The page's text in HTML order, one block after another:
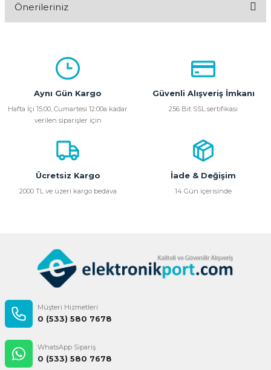
Önerileriniz
kullanarak tarafımıza iletebilirsiniz.
Görüş ve önerileriniz için teşekkür ederiz.
Ürün açıklamasında eksik bilgiler bulunuyor.
Ürün bilgilerinde hatalar bulunuyor.
Ürün fiyatı diğer sitelerden daha pahalı.
Bu ürüne benzer farklı alternatifler olmalı.
Aynı Gün Kargo
Hafta İçi 15:00, Cumartesi 12:00a kadar
verilen siparişler için
Güvenli Alışveriş İmkanı
256 Bit SSL sertifikası
Ücretsiz Kargo
2000 TL ve üzeri kargo bedava
İade & Değişim
14 Gün içerisinde
Müşteri Hizmetleri
0 (533) 580 7678
WhatsApp Sipariş
0 (533) 580 7678